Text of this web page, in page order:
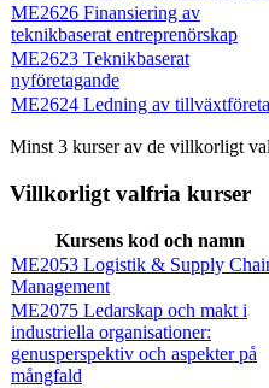
ME2626 Finansiering av
teknikbaserat entreprenörskap
ME2623 Teknikbaserat
nyföretagande
ME2624 Ledning av
Minst 3 kurser av de villkorligt
Villkorligt valfria kurser
Kursens kod och namn
ME2053 Logistik & Supply
Management
ME2075 Ledarskap och makt i
industriella organisationer:
genusperspektiv och aspekter på
mångfald